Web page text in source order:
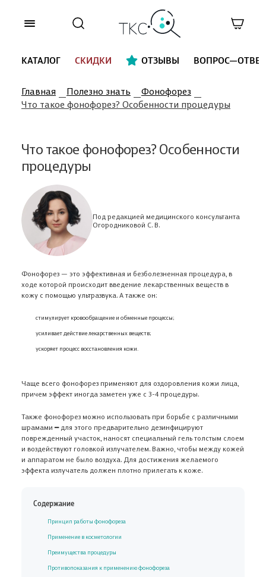
КАТАЛОГ СКИДКИ ОТЗЫВЫ ВОПРОС—ОТВЕТ
Главная Полезно знать
Фонофорез
Что такое фонофорез? Особенности процедуры
Что такое фонофорез? Особенности
процедуры
Под редакцией медицинского консультанта
Огородниковой С. В.
Фонофорез — это эффективная и безболезненная процедура, в
ходе которой происходит введение лекарственных веществ в
кожу с помощью ультразвука. А также он:
стимулирует кровообращение и обменные процессы;
усиливает действие лекарственных веществ;
ускоряет процесс восстановления кожи.
Чаще всего фонофорез применяют для оздоровления кожи лица,
причем эффект иногда заметен уже с 3-4 процедуры.
Также фонофорез можно использовать при борьбе с различными
шрамами ━ для этого предварительно дезинфицируют
поврежденный участок, наносят специальный гель толстым слоем
и воздействуют головкой излучателем. Важно, чтобы между кожей
и аппаратом не было воздуха. Для достижения желаемого
эффекта излучатель должен плотно прилегать к коже.
Содержание
Принцип работы фонофореза
Применение в косметологии
Преимущества процедуры
Противопоказания к применению фонофореза